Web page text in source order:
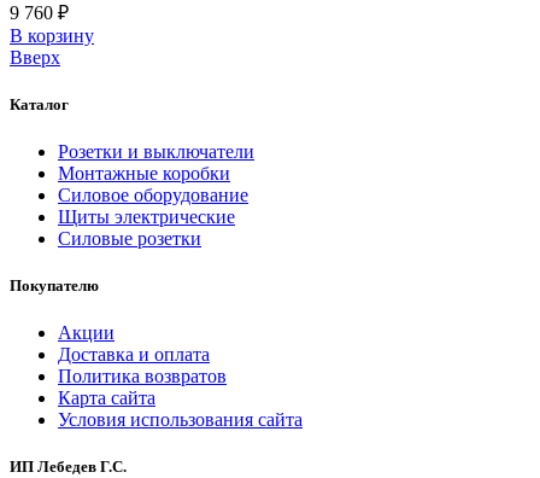
9 760 ₽
В корзинy
Вверх
Каталог
Розетки и выключатели
Монтажные коробки
Силовое оборудование
Щиты электрические
Силовые розетки
Покупателю
Акции
Доставка и оплата
Политика возвратов
Карта сайта
Условия использования сайта
ИП Лебедев Г.С.